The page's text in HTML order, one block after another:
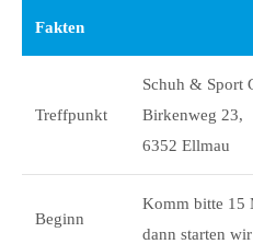
Fakten
Treffpunkt
Schuh & Sport
Birkenweg 23,
6352 Ellmau
Beginn
Komm bitte 15
dann starten